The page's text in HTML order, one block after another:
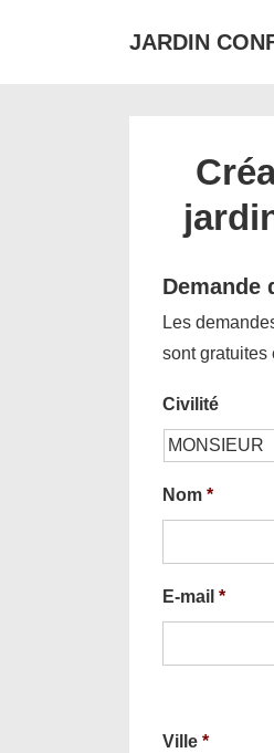
JARDIN
Demande
Les
sont gratuites
Civilité
Nom *
E-mail *
Ville *